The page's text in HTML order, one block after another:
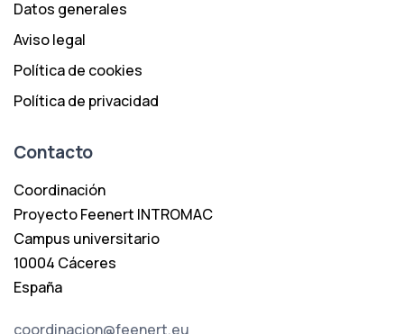
Datos generales
Aviso legal
Política de cookies
Política de privacidad
Contacto
Coordinación
Proyecto Feenert INTROMAC
Campus universitario
10004 Cáceres
España
coordinacion@feenert.eu